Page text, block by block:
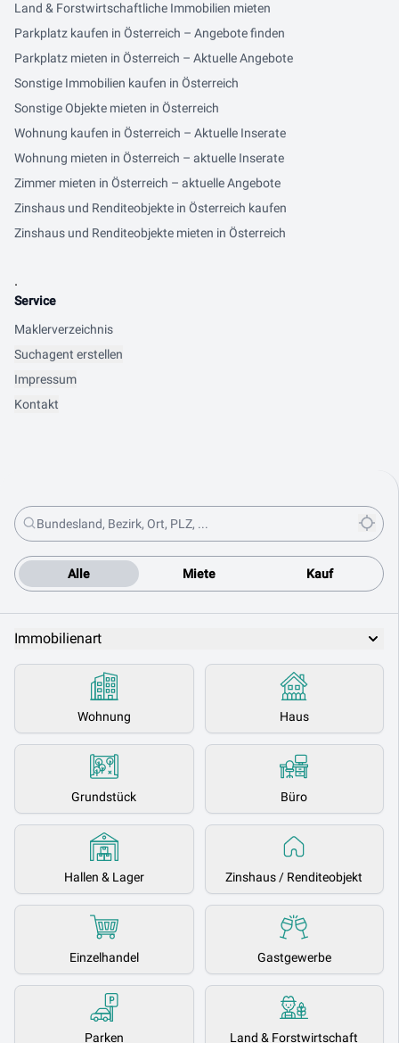
Alle Miete Kauf
Immobilienart
Wohnung Haus
Grundstück Büro
Hallen & Lager Zinshaus / Renditeobjekt
Einzelhandel Gastgewerbe
Parken Land & Forstwirtschaft
Land & Forstwirtschaftliche Immobilien mieten
Parkplatz kaufen in Österreich – Angebote finden
Parkplatz mieten in Österreich – Aktuelle Angebote
Sonstige Immobilien kaufen in Österreich
Sonstige Objekte mieten in Österreich
Wohnung kaufen in Österreich – Aktuelle Inserate
Wohnung mieten in Österreich – aktuelle Inserate
Zimmer mieten in Österreich – aktuelle Angebote
Zinshaus und Renditeobjekte in Österreich kaufen
Zinshaus und Renditeobjekte mieten in Österreich
.
Service
Maklerverzeichnis
Suchagent erstellen
Impressum
Kontakt